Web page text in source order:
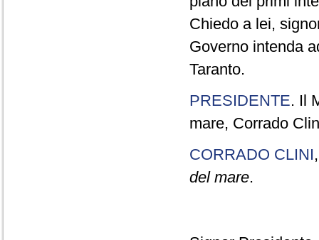
Chiedo a lei,
Governo intenda
Taranto.
PRESIDENTE. Il
mare, Corrado
CORRADO CLINI
del mare.